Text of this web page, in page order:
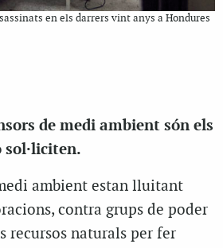
en els darrers vint anys a Hondures
de medi ambient són els
sol·liciten.
ambient estan lluitant
contra grups de poder
recursos naturals per fer